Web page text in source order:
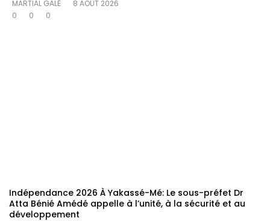
MARTIAL GALÉ
8 AOÛT 2026
0
0 0
Indépendance 2026 À Yakassé-Mé: Le sous-préfet Dr
Atta Bénié Amédé appelle à l’unité, à la sécurité et au
développement